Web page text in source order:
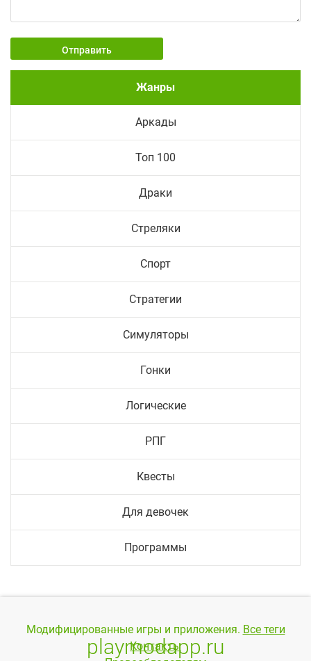
Отправить
Жанры
Аркады
Топ 100
Драки
Стреляки
Спорт
Стратегии
Симуляторы
Гонки
Логические
РПГ
Квесты
Для девочек
Программы
playmodapp.ru
Модифицированные игры и приложения. Все теги
Контакты